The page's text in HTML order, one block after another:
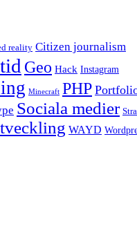
reality Citizen journalism
Geo Hack Instagram
Minecraft PHP
Sociala medier
WAYD